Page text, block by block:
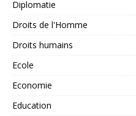
Diplomatie
Droits de l'Homme
Droits humains
Ecole
Economie
Education